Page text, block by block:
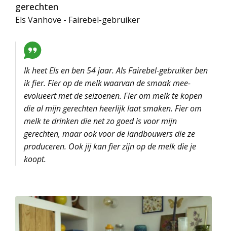
gerechten
Els Vanhove - Fairebel-gebruiker
Ik heet Els en ben 54 jaar. Als Fairebel-gebruiker ben
ik fier. Fier op de melk waarvan de smaak mee-
evolueert met de seizoenen. Fier om melk te kopen
die al mijn gerechten heerlijk laat smaken. Fier om
melk te drinken die net zo goed is voor mijn
gerechten, maar ook voor de landbouwers die ze
produceren. Ook jij kan fier zijn op de melk die je
koopt.